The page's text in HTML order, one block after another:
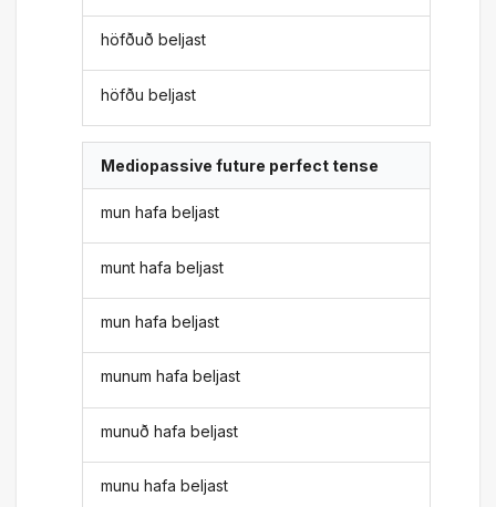
höfðuð beljast
höfðu beljast
Mediopassive future perfect tense
mun hafa beljast
munt hafa beljast
mun hafa beljast
munum hafa beljast
munuð hafa beljast
munu hafa beljast